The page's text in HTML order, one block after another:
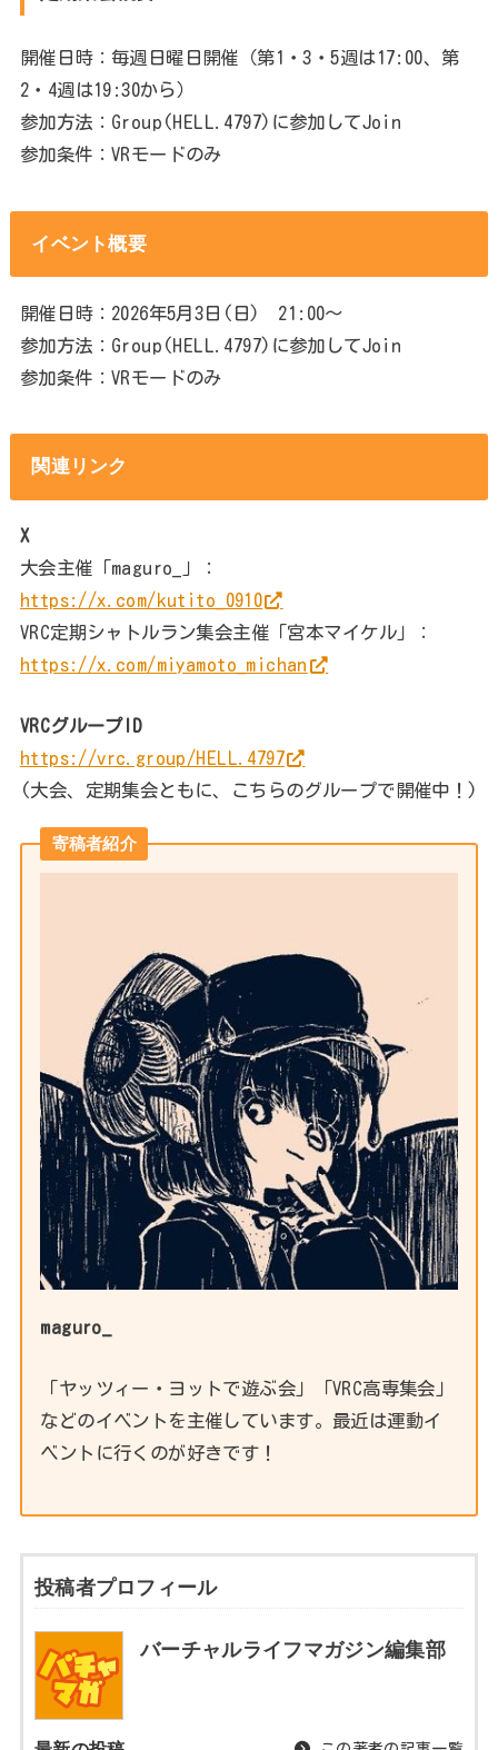
開催日時：毎週日曜日開催（第1・3・5週は17:00、第
2・4週は19:30から）
参加方法：Group(HELL.4797)に参加してJoin
参加条件：VRモードのみ
イベント概要
開催日時：2026年5月3日(日) 21:00～
参加方法：Group(HELL.4797)に参加してJoin
参加条件：VRモードのみ
関連リンク
X
大会主催「maguro_」：
https://x.com/kutito_0910
VRC定期シャトルラン集会主催「宮本マイケル」：
https://x.com/miyamoto_michan
VRCグループID
https://vrc.group/HELL.4797
(大会、定期集会ともに、こちらのグループで開催中！)
寄稿者紹介
maguro_
「ヤッツィー・ヨットで遊ぶ会」「VRC高専集会」
などのイベントを主催しています。最近は運動イ
ベントに行くのが好きです！
投稿者プロフィール
バーチャルライフマガジン編集部